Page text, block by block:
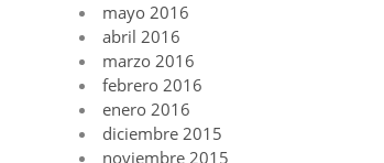
mayo 2016
abril 2016
marzo 2016
febrero 2016
enero 2016
diciembre 2015
noviembre 2015